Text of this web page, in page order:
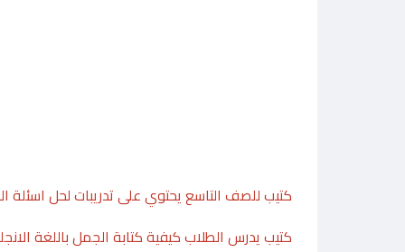
كتيب للصف التاسع يحتوي على تدريبات لحل اسئلة
كتيب يدرس الطلاب كيفية كتابة الجمل باللغة